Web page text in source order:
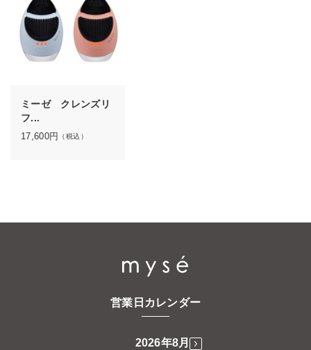
ミーゼ クレンズリ
フ...
17,600円 （税込）
営業日カレンダー
2026年8月